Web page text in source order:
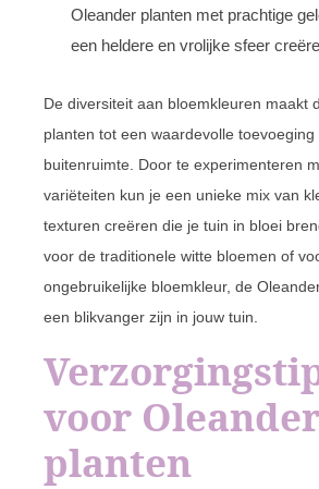
Oleander planten met prachtige
een heldere en vrolijke sfeer
De diversiteit aan bloemkleuren maakt
planten tot een waardevolle toevoeging
buitenruimte. Door te experimenteren
variëteiten kun je een unieke mix van
texturen creëren die je tuin in bloei
voor de traditionele witte bloemen of
ongebruikelijke bloemkleur, de
een blikvanger zijn in jouw tuin.
voor
planten